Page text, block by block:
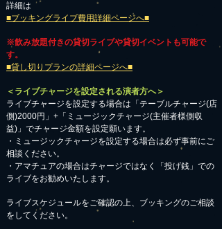
詳細は
■ブッキングライブ費用詳細ページへ■
※飲み放題付きの貸切ライブや貸切イベントも可能で
す。
■貸し切りプランの詳細ページへ■
＜ライブチャージを設定される演者方へ＞
ライブチャージを設定する場合は「テーブルチャージ(店
側)2000円」+「ミュージックチャージ(主催者様側収
益)」でチャージ金額を設定願います。
・ミュージックチャージを設定する場合は必ず事前にご
相談ください。
​・アマチュアの場合はチャージではなく「投げ銭」での
ライブをお勧めいたします。
​ライブスケジュールをご確認の上、ブッキングのご相談
をしてください。